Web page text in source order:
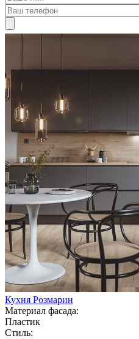
Кухня Розмарин
Материал фасада:
Пластик
Стиль: